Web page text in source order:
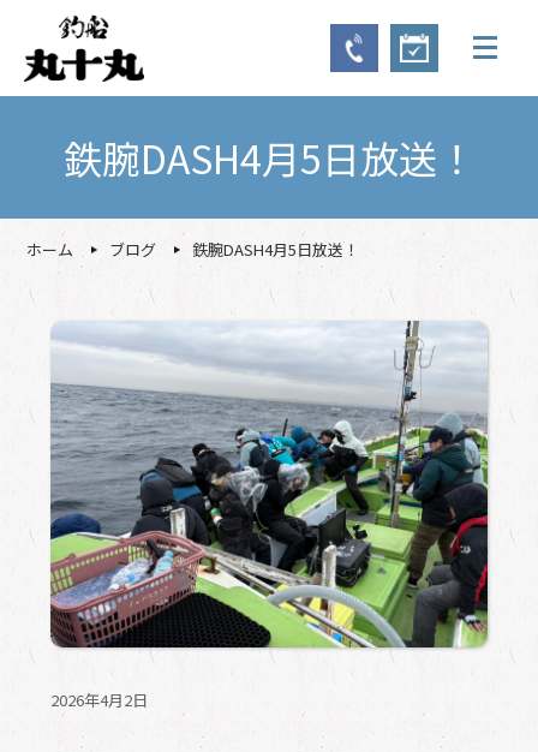
鉄腕DASH4月5日放送！
ホーム ブログ 鉄腕DASH4月5日放送！
2026年4月2日